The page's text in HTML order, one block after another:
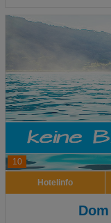
10
Hotelinfo